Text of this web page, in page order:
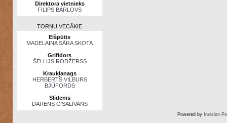
Direktora vietnieks
FILIPS BĀRLOVS
TORŅU VECĀKIE
Elšpūtis
MADELAINA SĀRA SKOTA
Grifidors
ŠELLIJS RODŽERSS
Kraukļanags
HERBERTS VILBURS
BJŪFORDS
Slīdenis
DARENS O’SALIVANS
Powered by Invision